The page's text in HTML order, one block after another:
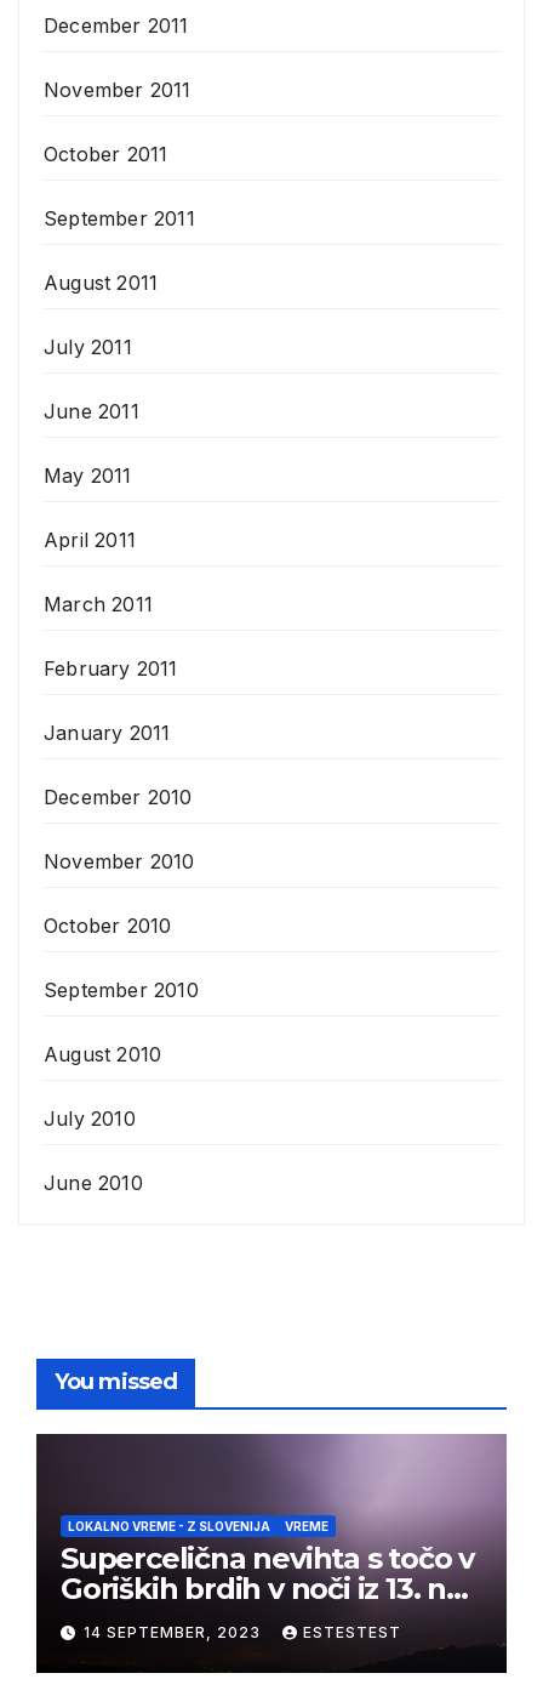
December 2011
November 2011
October 2011
September 2011
August 2011
July 2011
June 2011
May 2011
April 2011
March 2011
February 2011
January 2011
December 2010
November 2010
October 2010
September 2010
August 2010
July 2010
June 2010
You missed
LOKALNO VREME - Z SLOVENIJA VREME
Supercelična nevihta s točo v
Goriških brdih v noči iz 13. na
14. september 2023
14 SEPTEMBER, 2023 ESTESTEST